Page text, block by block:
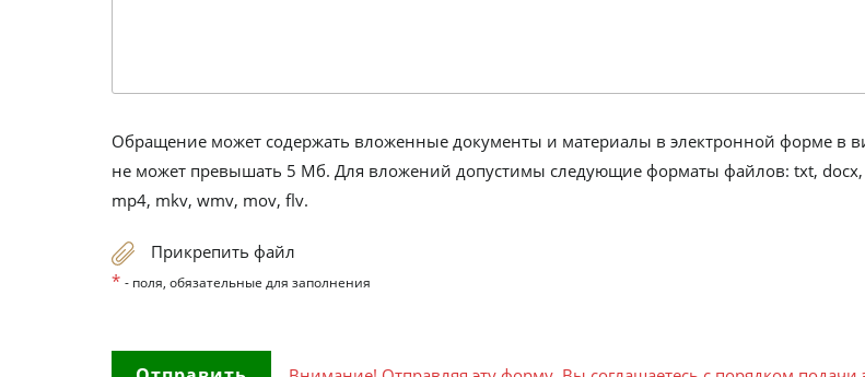
Обращение может содержать вложенные документы и материалы в электронной форме в
не может превышать 5 Мб. Для вложений допустимы следующие форматы файлов: txt, docx,
mp4, mkv, wmv, mov, flv.
Прикрепить файл
* - поля, обязательные для заполнения